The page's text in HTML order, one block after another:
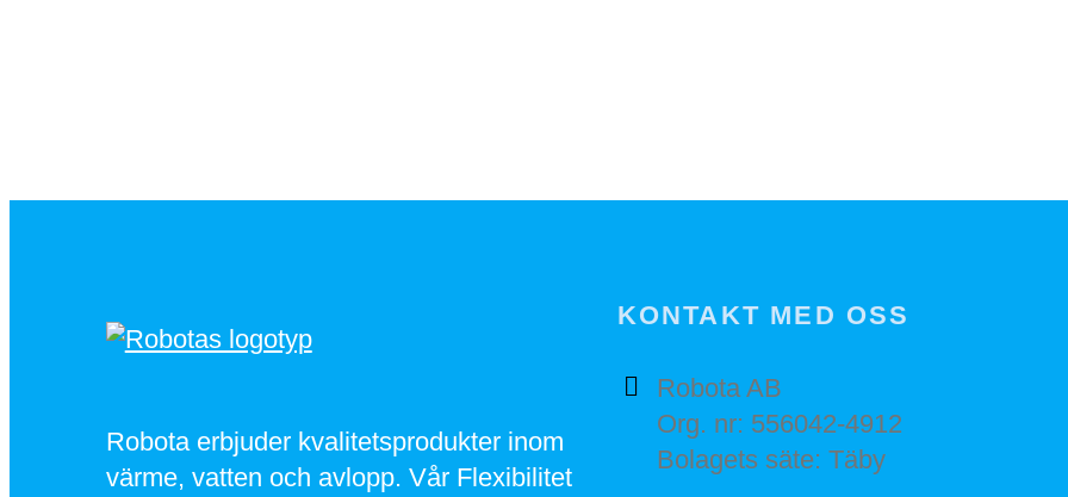
Robota erbjuder kvalitetsprodukter inom
värme, vatten och avlopp. Vår Flexibilitet
KONTAKT MED OSS
Robota AB
Org. nr: 556042-4912
Bolagets säte: Täby